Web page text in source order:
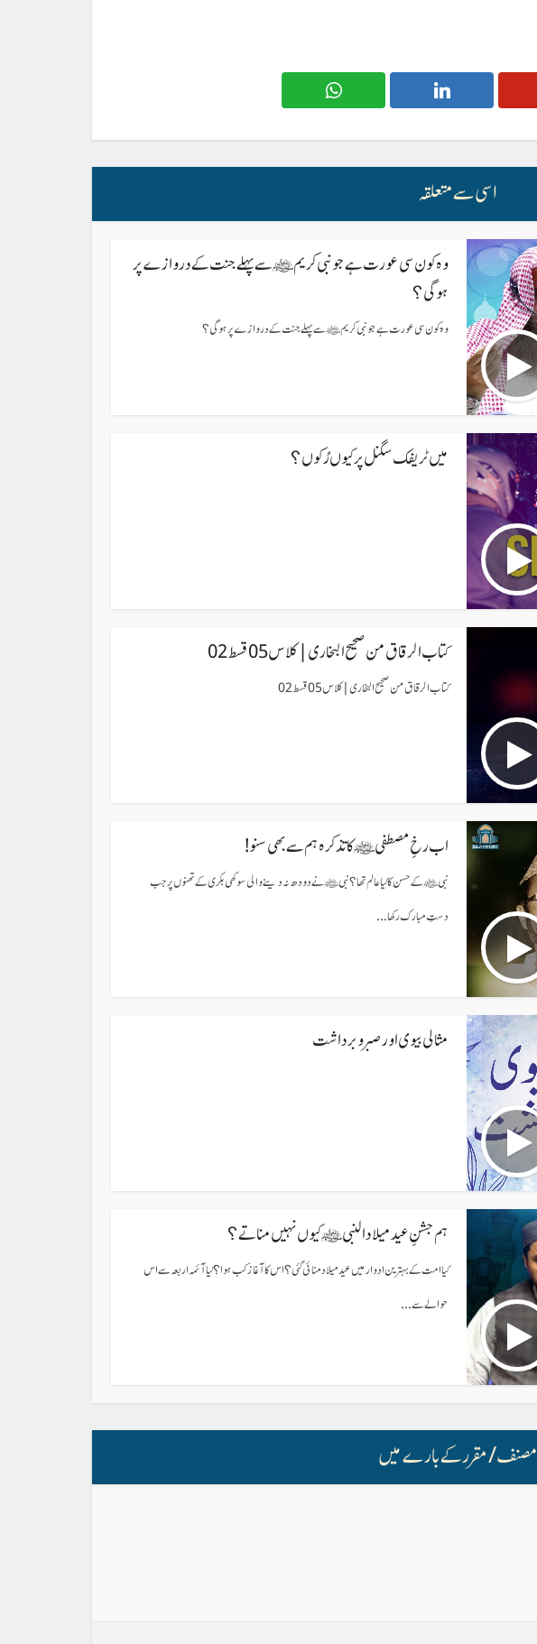
اسی سے متعلقہ
وہ کون سی عورت ہے جو نبی کریم ﷺ سے پہلے جنت کے دروازے پر
ہوگی؟
وہ کون سی عورت ہے جو نبی کریم ﷺ سے پہلے جنت کے دروازے پر ہوگی؟
میں ٹریفک سگنل پر کیوں رُکوں؟
کتاب الرقاق من صحیح البخاری| کلاس 05 قسط 02
کتاب الرقاق من صحیح البخاری| کلاس 05 قسط 02
اب رخِ مصطفی ﷺ کا تذکرہ ہم سے بھی سنو!
نبی ﷺ کے حسن کا کیا عالم تھا؟ نبی ﷺ نے دودھ نہ دینے والی سوکھی بکری کے تھنوں پر جب
دستِ مبارک رکھا...
مثالى بيوى اور صبر و برداشت
ہم جشنِ عید میلاد النبی ﷺ کیوں نہیں مناتے؟
کیا امت کے بہترین ادوار میں عید میلاد منائی گئی؟ اس کا آغاز کب ہوا؟ کیا آئمہ اربعہ سے اس
حوالے سے...
مصنف/ مقرر کے بارے میں